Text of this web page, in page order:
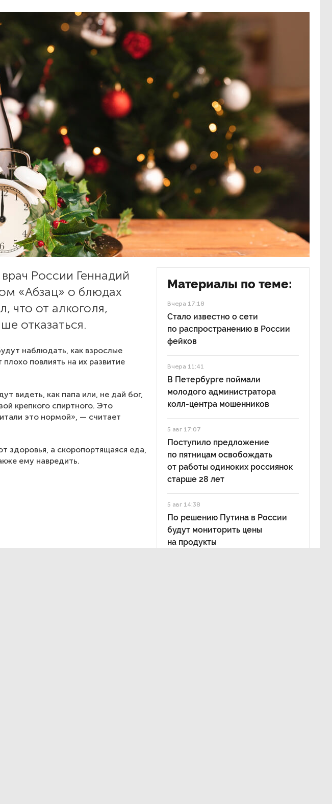
России Геннадий
«Абзац» о блюдах
что от алкоголя,
отказаться.
наблюдать, как взрослые
повлиять на их развитие
видеть, как папа или, не дай бог,
крепкого спиртного. Это
это нормой», — считает
здоровья, а скоропортящаяся еда,
ему навредить.
Материалы по теме:
Вчера 17:18
Стало известно о сети
по распространению в России
фейков
Вчера 11:41
В Петербурге поймали
молодого администратора
колл-центра мошенников
5 авг 17:07
Поступило предложение
по пятницам освобождать
от работы одиноких россиянок
старше 28 лет
5 авг 14:38
По решению Путина в России
будут мониторить цены
на продукты